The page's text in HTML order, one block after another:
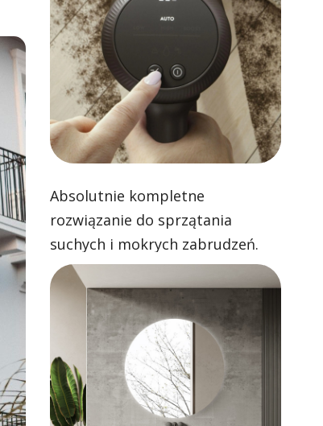
Absolutnie kompletne
rozwiązanie do sprzątania
suchych i mokrych zabrudzeń.
Skuteczne odkurzanie i zawsze
czyste mopowanie